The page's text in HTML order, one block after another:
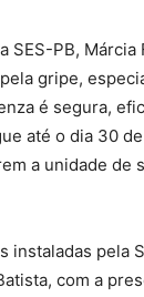
PB, Márcia
gripe,
é segura,
até o dia 30
a unidade de
instaladas pela
com a